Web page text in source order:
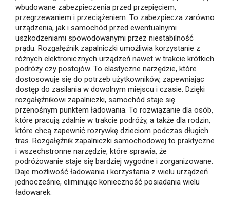
wbudowane zabezpieczenia przed przepięciem,
przegrzewaniem i przeciążeniem. To zabezpiecza zarówno
urządzenia, jak i samochód przed ewentualnymi
uszkodzeniami spowodowanymi przez niestabilność
prądu. Rozgałęźnik zapalniczki umożliwia korzystanie z
różnych elektronicznych urządzeń nawet w trakcie krótkich
podróży czy postojów. To elastyczne narzędzie, które
dostosowuje się do potrzeb użytkowników, zapewniając
dostęp do zasilania w dowolnym miejscu i czasie. Dzięki
rozgałęźnikowi zapalniczki, samochód staje się
przenośnym punktem ładowania. To rozwiązanie dla osób,
które pracują zdalnie w trakcie podróży, a także dla rodzin,
które chcą zapewnić rozrywkę dzieciom podczas długich
tras. Rozgałęźnik zapalniczki samochodowej to praktyczne
i wszechstronne narzędzie, które sprawia, że
podróżowanie staje się bardziej wygodne i zorganizowane.
Daje możliwość ładowania i korzystania z wielu urządzeń
jednocześnie, eliminując konieczność posiadania wielu
ładowarek.